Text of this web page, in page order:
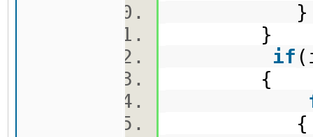
}
if
{